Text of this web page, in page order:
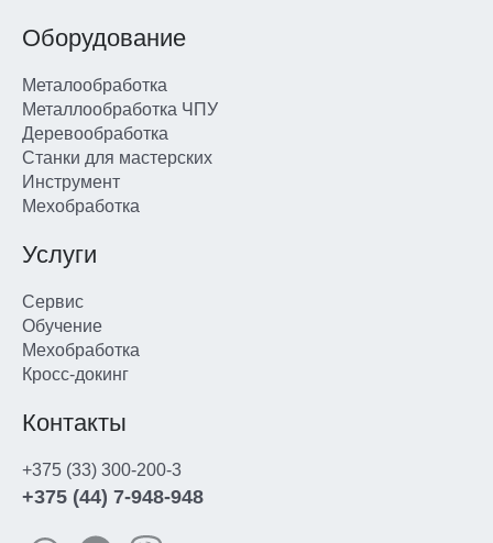
Оборудование
Металообработка
Металлообработка ЧПУ
Деревообработка
Станки для мастерских
Инструмент
Мехобработка
Услуги
Сервис
Обучение
Мехобработка
Кросс-докинг
Контакты
+375 (33) 300-200-3
+375 (44) 7-948-948